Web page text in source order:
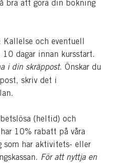
bra att göra din bokning
Kallelse och eventuell
dagar innan kursstart.
i din skräppost. Önskar du
skriv det i
(heltid) och
10% rabatt på våra
som har aktivitets- eller
För att nyttja en